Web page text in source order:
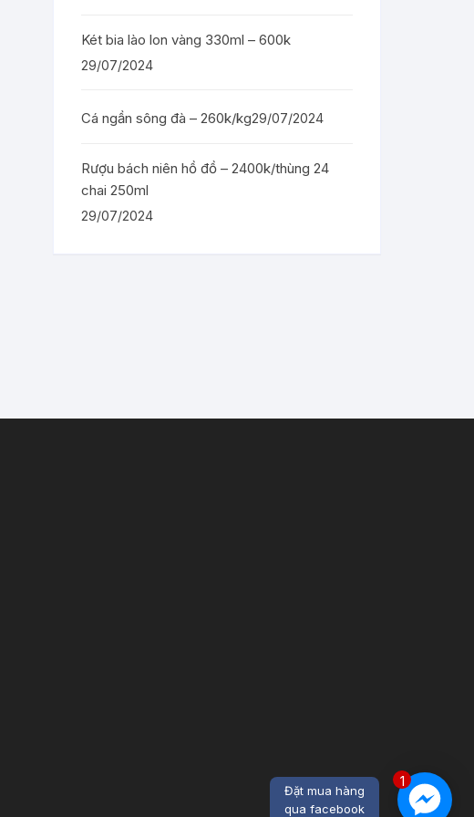
1
Đặt mua hàng
qua facebook
Két bia lào lon vàng 330ml – 600k
29/07/2024
Cá ngần sông đà – 260k/kg29/07/2024
Rượu bách niên hồ đồ – 2400k/thùng 24
chai 250ml
29/07/2024